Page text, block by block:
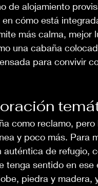
de alojamiento
cómo está
más calma, mejor
una cabaña
para convivir
como reclamo,
y poco más. Para
de refugio,
tenga sentido en ese
piedra y madera,